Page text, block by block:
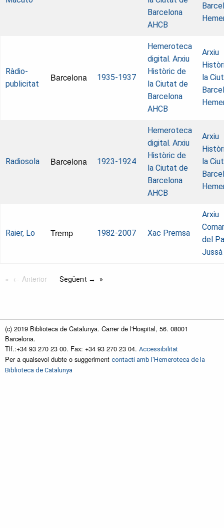
Barcelona
AHCB
Ràdio-
publicitat
Barcelona 1935-1937
Hemeroteca
digital. Arxiu
Històric de
la Ciutat de
Barcelona
AHCB
Arxiu
la
Radiosola Barcelona 1923-1924
Hemeroteca
digital. Arxiu
Històric de
la Ciutat de
Barcelona
AHCB
Arxiu
la
Raier, Lo Tremp 1982-2007 Xac Premsa
Arxiu
del
Jussà
← Anterior Següent →
(c) 2019 Biblioteca de Catalunya. Carrer de l'Hospital, 56. 08001
Barcelona.
Tlf.:+34 93 270 23 00. Fax: +34 93 270 23 04. Accessibilitat
Per a qualsevol dubte o suggeriment contacti amb l'Hemeroteca de la
Biblioteca de Catalunya